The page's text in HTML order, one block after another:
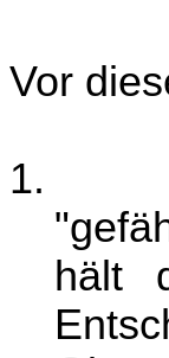
Vor
1.
hält